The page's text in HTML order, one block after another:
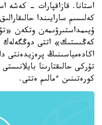
استانا. قازاقپارات - كەشە
كەلىسىم سارايىندا
ۇيىمداستىرۋىمەن وتكەن
كەڭىستىك» اتتى دوڭگەلەك
اكادەمياسىنىڭ پرەزيدەنتى
تۇركى حالىقتارىنا
كورەتىنىن ءمالىم ەتتى.